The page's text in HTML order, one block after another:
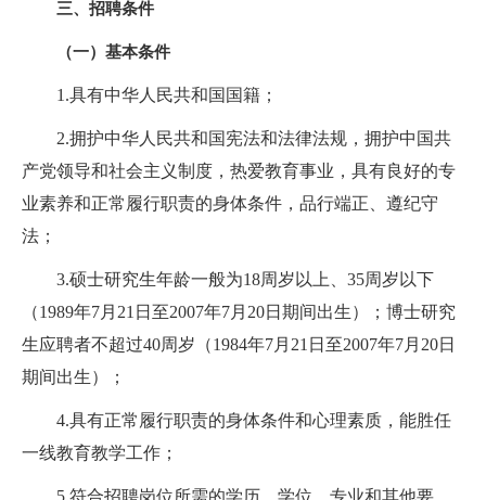
三、招聘条件
（一）基本条件
1.具有中华人民共和国国籍；
2.拥护中华人民共和国宪法和法律法规，拥护中国共
产党领导和社会主义制度，热爱教育事业，具有良好的专
业素养和正常履行职责的身体条件，品行端正、遵纪守
法；
3.硕士研究生年龄一般为18周岁以上、35周岁以下
（1989年7月21日至2007年7月20日期间出生）；博士研究
生应聘者不超过40周岁（1984年7月21日至2007年7月20日
期间出生）；
4.具有正常履行职责的身体条件和心理素质，能胜任
一线教育教学工作；
5.符合招聘岗位所需的学历、学位、专业和其他要